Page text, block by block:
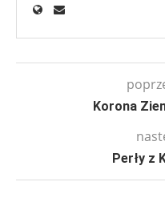
Korona
Perły z